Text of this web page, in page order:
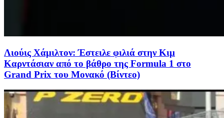
Λιούις Χάμιλτον: Έστειλε φιλιά στην Κιμ
Καρντάσιαν από το βάθρο της Formula 1 στο
Grand Prix του Μονακό (Βίντεο)